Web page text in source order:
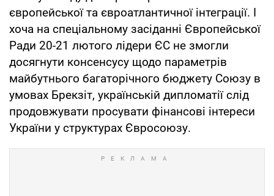
європейської та євроатлантичної інтеграції. І
хоча на спеціальному засіданні Європейської
Ради 20-21 лютого лідери ЄС не змогли
досягнути консенсусу щодо параметрів
майбутнього багаторічного бюджету Союзу в
умовах Брекзіт, українській дипломатії слід
продовжувати просувати фінансові інтереси
України у структурах Євросоюзу.